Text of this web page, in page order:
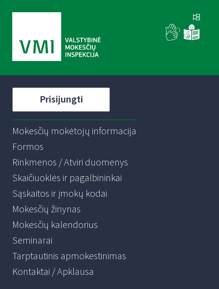
Prisijungti
Mokesčių mokėtojų informacija
Formos
Rinkmenos / Atviri duomenys
Skaičiuoklės ir pagalbininkai
Sąskaitos ir įmokų kodai
Mokesčių žinynas
Mokesčių kalendorius
Seminarai
Tarptautinis apmokestinimas
Kontaktai / Apklausa